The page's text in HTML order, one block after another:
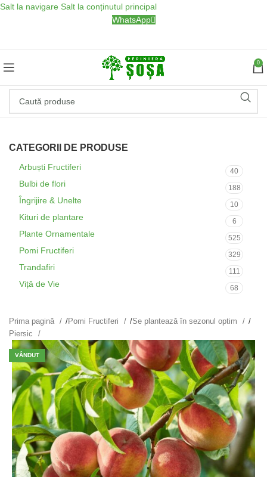
Salt la navigare Salt la conținutul principal
WhatsApp
0
CATEGORII DE PRODUSE
Arbuști Fructiferi 40
Bulbi de flori 188
Îngrijire & Unelte 10
Kituri de plantare 6
Plante Ornamentale 525
Pomi Fructiferi 329
Trandafiri 111
Viță de Vie 68
Prima pagină /Pomi Fructiferi /Se plantează în sezonul optim
/
Piersic
VÂNDUT